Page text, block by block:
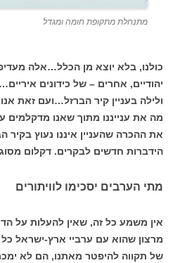
מתנחלת מתקופת חומה ומגדל
כולנו, בלא יוצא מן הכלל…אלה
יהודיים, אחרים – של כידונים
ולילה בעניין קיר הברזל…ועם זאת
מה את ענייננו מתוך שאנו
את ההכרה שהעניין איננו נעוץ בקיר
הידברות חדשים לבקרים. דקלום מסוג
מתי הערבים יסכימו לוויתורים
אין משמע כל זה, שאין להעלות על
מרצון שהוא עם ערביי ארץ-ישראל כל
של תקווה להיפטר מאתנו, הם לא